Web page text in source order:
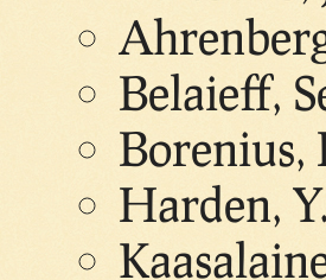
Belaieff,
Borenius,
Harden,